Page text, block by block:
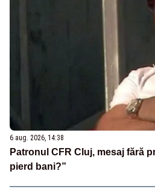
6 aug. 2026, 14:38
Patronul CFR Cluj, mesaj fără
pierd bani?”